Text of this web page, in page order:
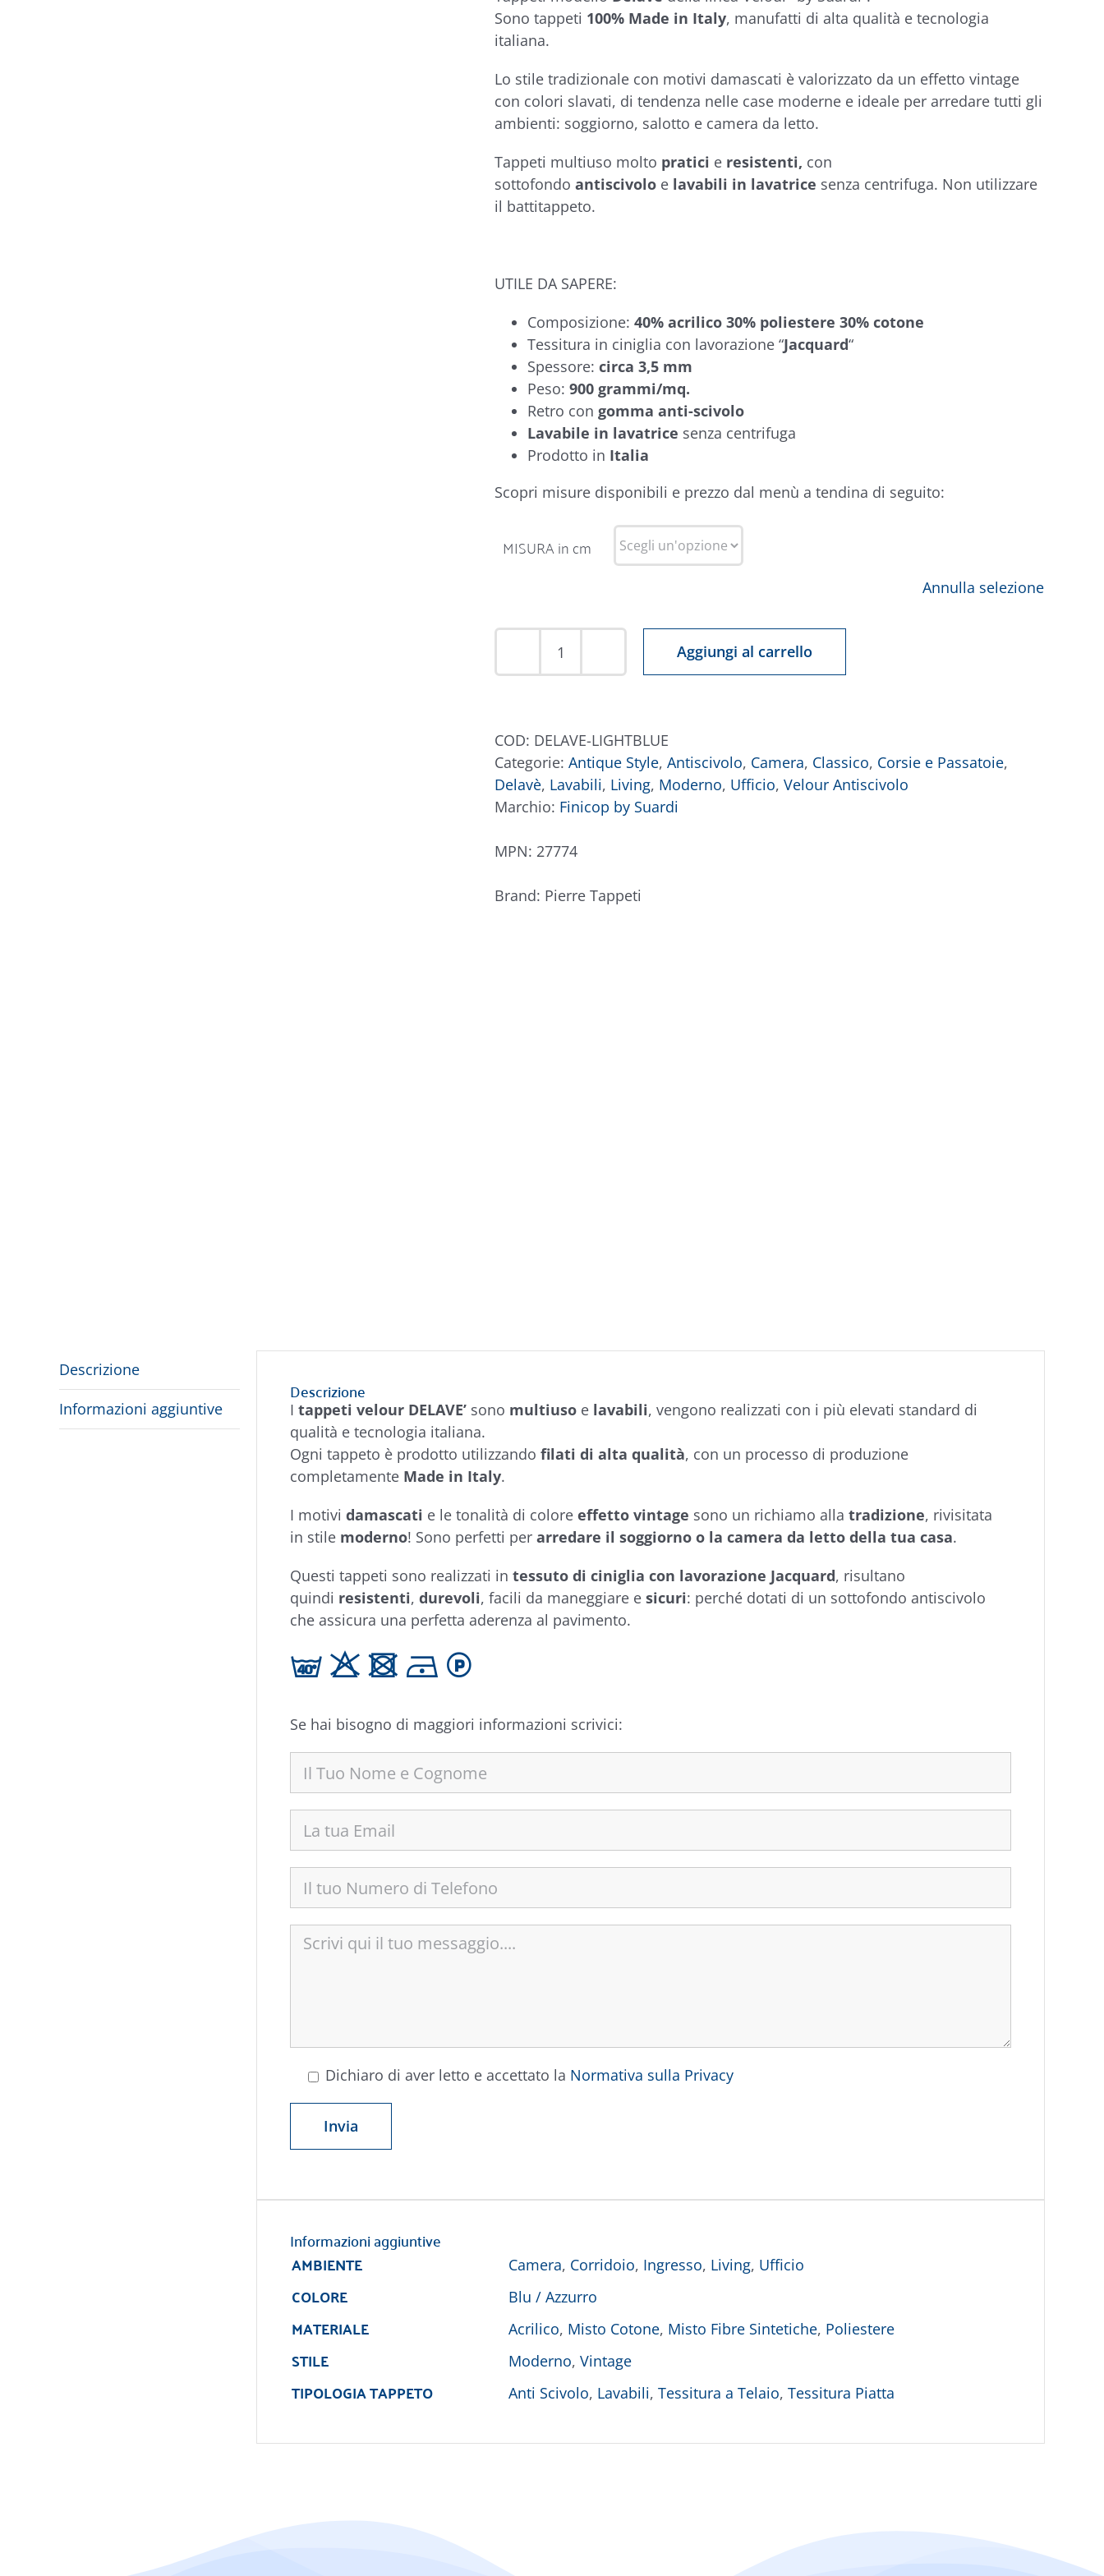
Sono tappeti 100% Made in Italy, manufatti di alta qualità e tecnologia
italiana.
Lo stile tradizionale con motivi damascati è valorizzato da un effetto vintage
con colori slavati, di tendenza nelle case moderne e ideale per arredare tutti gli
ambienti: soggiorno, salotto e camera da letto.
Tappeti multiuso molto pratici e resistenti, con
sottofondo antiscivolo e lavabili in lavatrice senza centrifuga. Non utilizzare
il battitappeto.
UTILE DA SAPERE:
Composizione: 40% acrilico 30% poliestere 30% cotone
Tessitura in ciniglia con lavorazione “Jacquard“
Spessore: circa 3,5 mm
Peso: 900 grammi/mq.
Retro con gomma anti-scivolo
Lavabile in lavatrice senza centrifuga
Prodotto in Italia
Scopri misure disponibili e prezzo dal menù a tendina di seguito:
MISURA in cm
Annulla selezione
Tappeto
Aggiungi al carrello
COD: DELAVE-LIGHTBLUE
Categorie: Antique Style, Antiscivolo, Camera, Classico, Corsie e Passatoie,
Delavè, Lavabili, Living, Moderno, Ufficio, Velour Antiscivolo
Marchio: Finicop by Suardi
MPN: 27774
Brand: Pierre Tappeti
Descrizione
Informazioni aggiuntive
Descrizione
I tappeti velour DELAVE’ sono multiusoe lavabili, vengono realizzati con i più elevati standard di
qualità e tecnologia italiana.
Ogni tappeto è prodotto utilizzando filati di alta qualità, con un processo di produzione
completamente Made in Italy.
I motivi damascati e le tonalità di colore effetto vintage sono un richiamo alla tradizione, rivisitata
in stile moderno! Sono perfetti per arredare il soggiorno o la camera da letto della tua casa.
Questi tappeti sono realizzati in tessuto di ciniglia con lavorazione Jacquard, risultano
quindi resistenti, durevoli, facili da maneggiare e sicuri: perché dotati di un sottofondo antiscivolo
che assicura una perfetta aderenza al pavimento.
h H U D L
Se hai bisogno di maggiori informazioni scrivici:
Dichiaro di aver letto e accettato la Normativa sulla Privacy
Informazioni aggiuntive
AMBIENTE
Camera, Corridoio, Ingresso, Living, Ufficio
COLORE Blu / Azzurro
MATERIALE Acrilico, Misto Cotone, Misto Fibre Sintetiche, Poliestere
STILE Moderno, Vintage
TIPOLOGIA TAPPETO Anti Scivolo, Lavabili, Tessitura a Telaio, Tessitura Piatta